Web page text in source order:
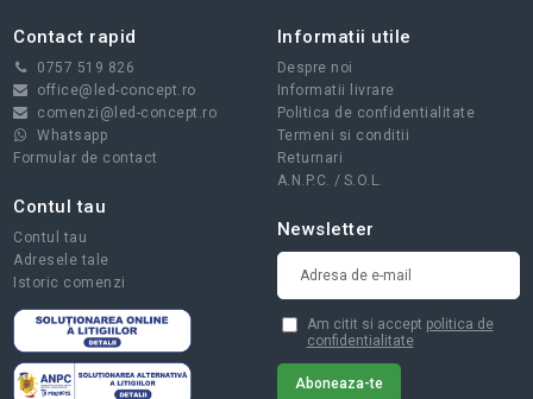
Contact rapid
0757 519 826
office@led-concept.ro
comenzi@led-concept.ro
Whatsapp
Formular de contact
Informatii utile
Despre noi
Informatii livrare
Politica de confidentialitate
Termeni si conditii
Returnari
A.N.P.C. / S.O.L.
Contul tau
Contul tau
Adresele tale
Istoric comenzi
Newsletter
Am citit si accept politica de
confidentialitate